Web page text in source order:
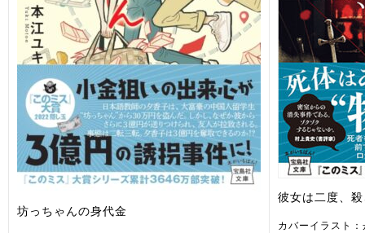
坊っちゃんの身代金
彼女は二度、
カバーイラスト